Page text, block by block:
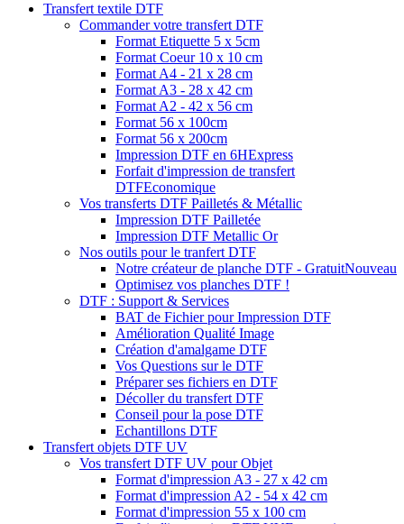
Transfert textile DTF
Commander votre transfert DTF
Format Etiquette 5 x 5cm
Format Coeur 10 x 10 cm
Format A4 - 21 x 28 cm
Format A3 - 28 x 42 cm
Format A2 - 42 x 56 cm
Format 56 x 100cm
Format 56 x 200cm
Impression DTF en 6HExpress
Forfait d'impression de transfert
DTFEconomique
Vos transferts DTF Pailletés & Métallic
Impression DTF Pailletée
Impression DTF Metallic Or
Nos outils pour le tranfert DTF
Notre créateur de planche DTF - GratuitNouveau
Optimisez vos planches DTF !
DTF : Support & Services
BAT de Fichier pour Impression DTF
Amélioration Qualité Image
Création d'amalgame DTF
Vos Questions sur le DTF
Préparer ses fichiers en DTF
Décoller du transfert DTF
Conseil pour la pose DTF
Echantillons DTF
Transfert objets DTF UV
Vos transfert DTF UV pour Objet
Format d'impression A3 - 27 x 42 cm
Format d'impression A2 - 54 x 42 cm
Format d'impression 55 x 100 cm